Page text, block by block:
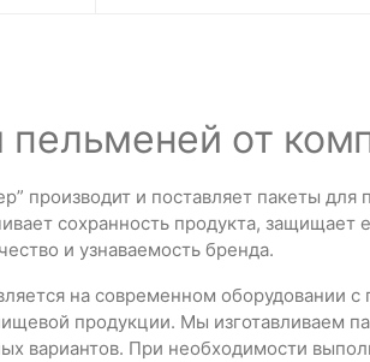
пельменей от
производит и поставляет пакеты
сохранность продукта,
и узнаваемость бренда.
на современном оборудовании
продукции. Мы изготавливаем
вариантов. При необходимости